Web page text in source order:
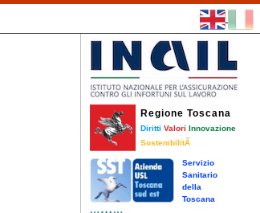
Regione Toscana
Diritti Valori Innovazione
SostenibilitÃ
Servizio
Sanitario
della
Toscana